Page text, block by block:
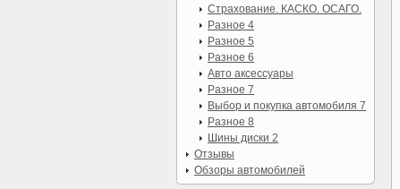
Страхование. КАСКО. ОСАГО.
Разное 4
Разное 5
Разное 6
Авто аксессуары
Разное 7
Выбор и покупка автомобиля 7
Разное 8
Шины диски 2
Отзывы
Обзоры автомобилей